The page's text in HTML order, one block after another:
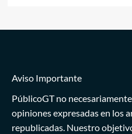
Aviso Importante
PúblicoGT no
opiniones expresadas en los
republicadas. Nuestro